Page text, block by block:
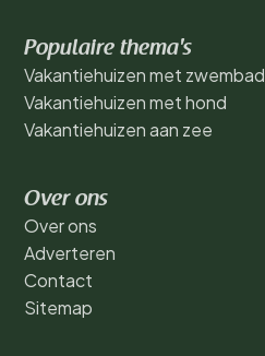
Populaire thema's
Vakantiehuizen met zwembad
Vakantiehuizen met hond
Vakantiehuizen aan zee
Over ons
Over ons
Adverteren
Contact
Sitemap